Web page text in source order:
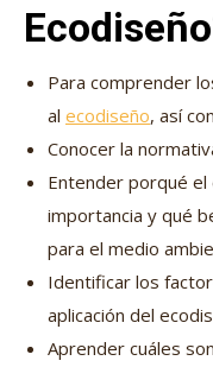
Para comprender
al ecodiseño, así
Conocer la
Entender porqué el
importancia y qué
para el medio
Identificar los
aplicación del
Aprender cuáles